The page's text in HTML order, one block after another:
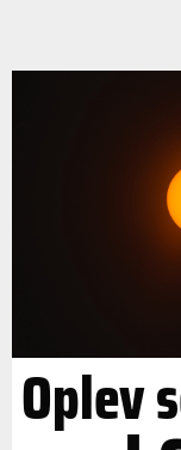
Oplev